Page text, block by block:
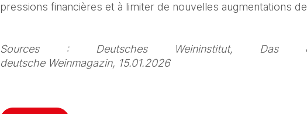
pressions financières et à limiter de nouvelles augmentations
Sources : Deutsches Weininstitut, Das
deutsche Weinmagazin, 15.01.2026